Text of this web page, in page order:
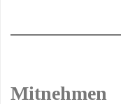
Mitnehmen